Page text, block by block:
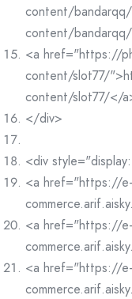
content/
content/
<a href="https://
content/slot77/
content/slot77/</
</div>
<div
<a href="https://
<a href="https://
<a href="https://